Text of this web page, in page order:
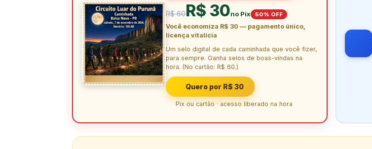
R$ 60R$ 30no Pix 50% OFF
Você economiza R$ 30 — pagamento único,
licença vitalícia
Um selo digital de cada caminhada que você fizer,
para sempre. Ganha selos de boas-vindas na
hora. (No cartão: R$ 60.)
Quero por R$ 30
Pix ou cartão · acesso liberado na hora